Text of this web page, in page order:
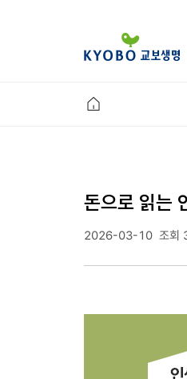
돈으로 읽는
2026-03-10 조회